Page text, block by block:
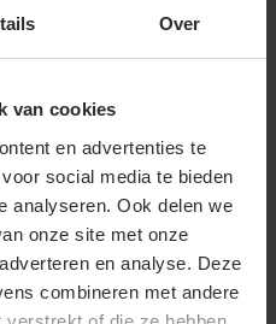
Over
van cookies
en advertenties te
social media te bieden
analyseren. Ook delen we
onze site met onze
en analyse. Deze
combineren met andere